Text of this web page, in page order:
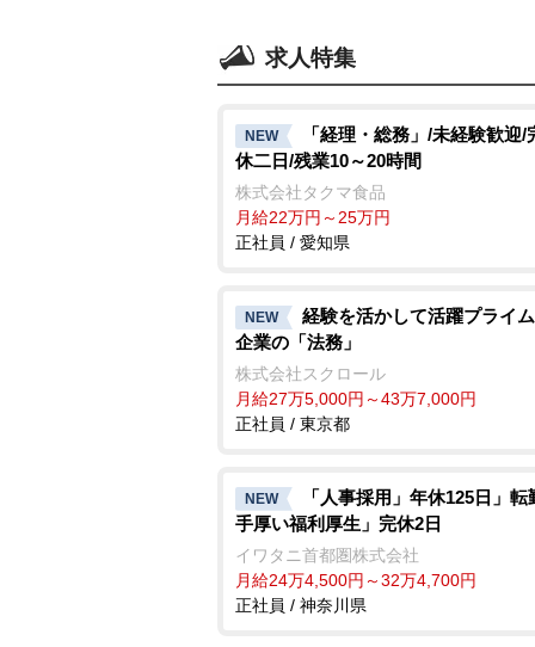
求人特集
NEW
「経理・総務」/未経験歓迎/
休二日/残業10～20時間
株式会社タクマ食品
月給22万円～25万円
正社員 / 愛知県
NEW
経験を活かして活躍プライ
企業の「法務」
株式会社スクロール
月給27万5,000円～43万7,000円
正社員 / 東京都
NEW
「人事採用」年休125日」転
手厚い福利厚生」完休2日
イワタニ首都圏株式会社
月給24万4,500円～32万4,700円
正社員 / 神奈川県